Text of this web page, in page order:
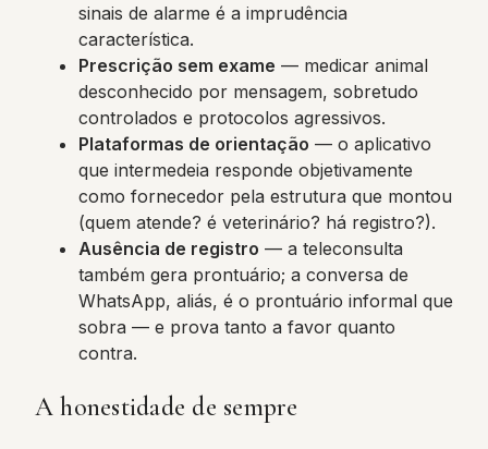
sinais de alarme é a imprudência
característica.
Prescrição sem exame — medicar animal
desconhecido por mensagem, sobretudo
controlados e protocolos agressivos.
Plataformas de orientação — o aplicativo
que intermedeia responde objetivamente
como fornecedor pela estrutura que montou
(quem atende? é veterinário? há registro?).
Ausência de registro — a teleconsulta
também gera prontuário; a conversa de
WhatsApp, aliás, é o prontuário informal que
sobra — e prova tanto a favor quanto
contra.
A honestidade de sempre